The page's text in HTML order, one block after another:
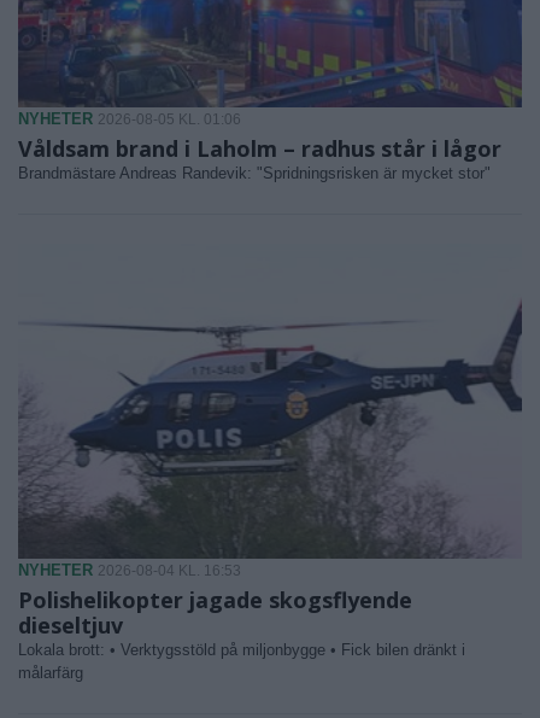
NYHETER 2026-08-05 KL. 01:06
Våldsam brand i Laholm – radhus står i lågor
Brandmästare Andreas Randevik: "Spridningsrisken är mycket stor"
NYHETER 2026-08-04 KL. 16:53
Polishelikopter jagade skogsflyende
dieseltjuv
Lokala brott: • Verktygsstöld på miljonbygge • Fick bilen dränkt i
målarfärg